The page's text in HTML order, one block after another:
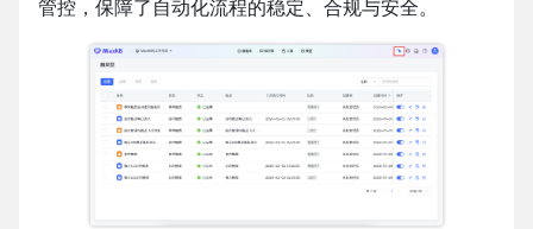
管控，保障了自动化流程的稳定、合规与安全。